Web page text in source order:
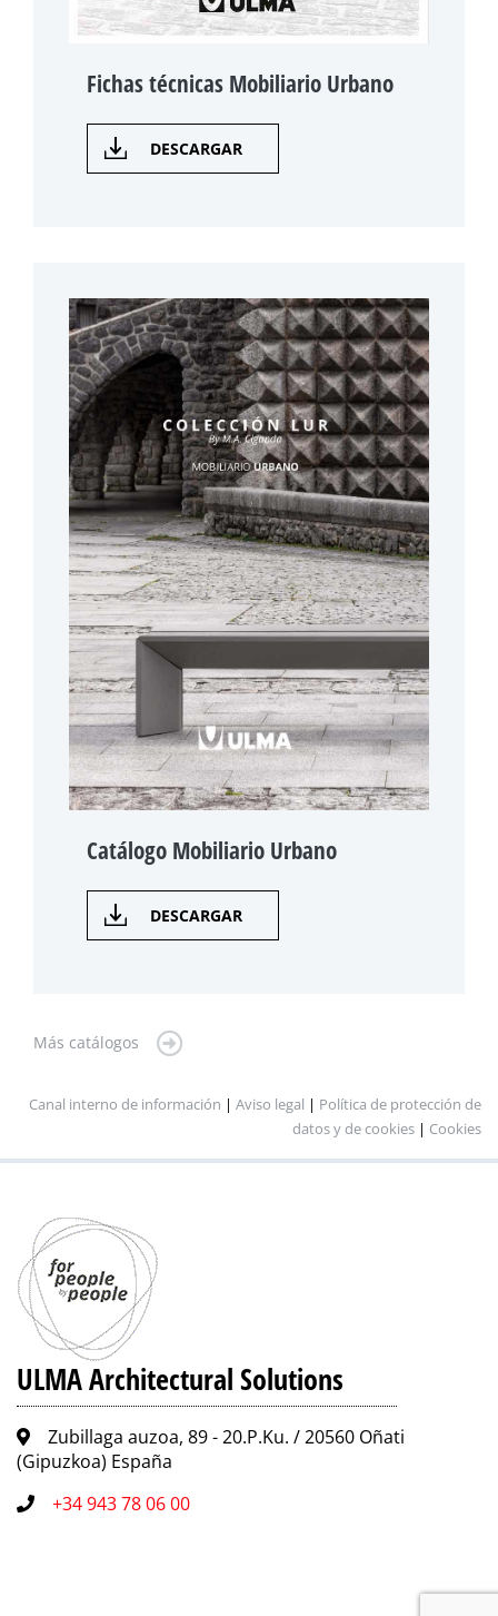
Fichas técnicas Mobiliario Urbano
DESCARGAR
Catálogo Mobiliario Urbano
DESCARGAR
Más catálogos
Canal interno de información | Aviso legal | Política de protección de
datos y de cookies | Cookies
ULMA Architectural Solutions
Zubillaga auzoa, 89 - 20.P.Ku. / 20560 Oñati
(Gipuzkoa) España
+34 943 78 06 00